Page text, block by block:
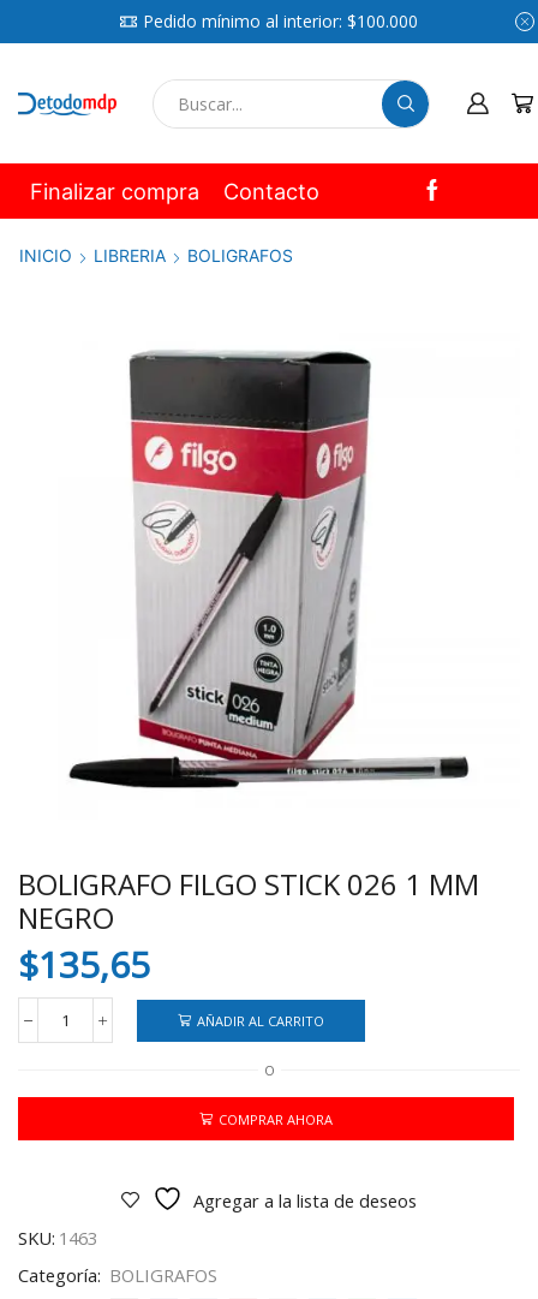
Pedido mínimo al interior: $100.000
Finalizar compra Contacto
INICIO LIBRERIA BOLIGRAFOS
BOLIGRAFO FILGO STICK 026 1 MM
NEGRO
$135,65
BOLIGRAFO
026
MM
AÑADIR AL CARRITO
O
COMPRAR AHORA
Agregar a la lista de deseos
SKU: 1463
Categoría: BOLIGRAFOS